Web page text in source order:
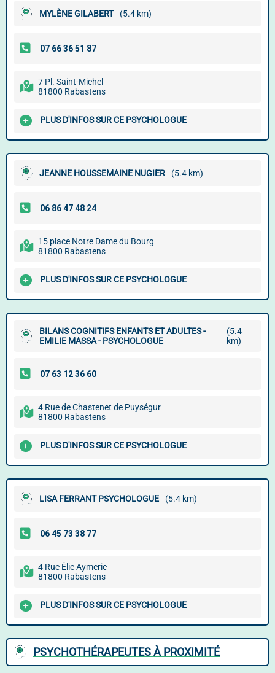
MYLÈNE GILABERT (5.4 km)
7 Pl. Saint-Michel
81800 Rabastens
PLUS D'INFOS SUR CE PSYCHOLOGUE
JEANNE HOUSSEMAINE NUGIER (5.4 km)
15 place Notre Dame du Bourg
81800 Rabastens
PLUS D'INFOS SUR CE PSYCHOLOGUE
BILANS COGNITIFS ENFANTS ET ADULTES -
EMILIE MASSA - PSYCHOLOGUE
(5.4
km)
4 Rue de Chastenet de Puységur
81800 Rabastens
PLUS D'INFOS SUR CE PSYCHOLOGUE
LISA FERRANT PSYCHOLOGUE (5.4 km)
4 Rue Élie Aymeric
81800 Rabastens
PLUS D'INFOS SUR CE PSYCHOLOGUE
PSYCHOTHÉRAPEUTES À PROXIMITÉ